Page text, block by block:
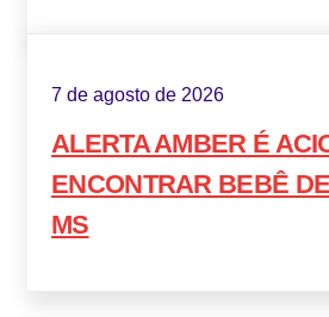
7 de agosto de 2026
ALERTA AMBER É
ENCONTRAR BEBÊ
MS